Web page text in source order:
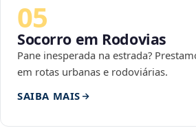
05
Socorro em Rodovias
Pane inesperada na estrada?
em rotas urbanas e rodoviárias.
SAIBA MAIS